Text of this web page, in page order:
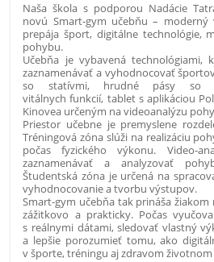
Naša škola s podporou Nadácie
novú Smart-gym učebňu – moderný
prepája šport, digitálne technológie,
pohybu.
Učebňa je vybavená technológiami,
zaznamenávať a vyhodnocovať
so statívmi, hrudné pásy so
vitálnych funkcií, tablet s aplikáciou
Kinovea určeným na videoanalýzu
Priestor učebne je premyslene
Tréningová zóna slúži na realizáciu
počas fyzického výkonu. Video-
zaznamenávať a analyzovať
Študentská zóna je určená na
vyhodnocovanie a tvorbu výstupov.
Smart-gym učebňa tak prináša
zážitkovo a prakticky. Počas
s reálnymi dátami, sledovať vlastný
a lepšie porozumieť tomu, ako
v športe, tréningu aj zdravom